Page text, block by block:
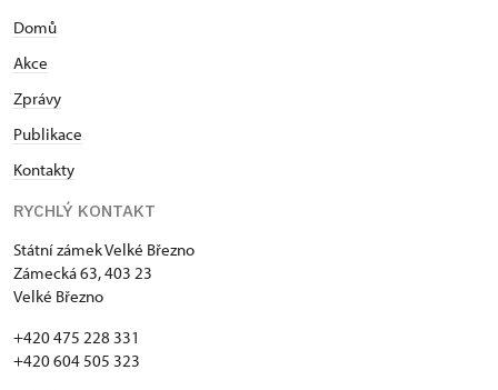
Domů
Akce
Zprávy
Publikace
Kontakty
RYCHLÝ KONTAKT
Státní zámek Velké Březno
Zámecká 63, 403 23
Velké Březno
+420 475 228 331
+420 604 505 323